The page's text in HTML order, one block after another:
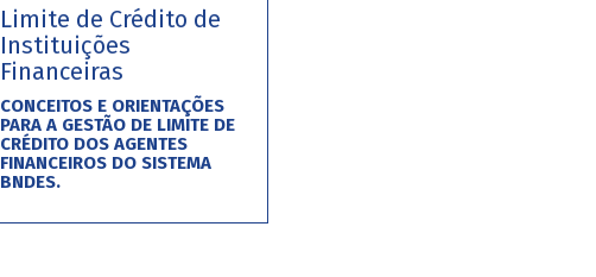
Limite de Crédito de
Instituições
Financeiras
CONCEITOS E ORIENTAÇÕES
PARA A GESTÃO DE LIMITE DE
CRÉDITO DOS AGENTES
FINANCEIROS DO SISTEMA
BNDES.